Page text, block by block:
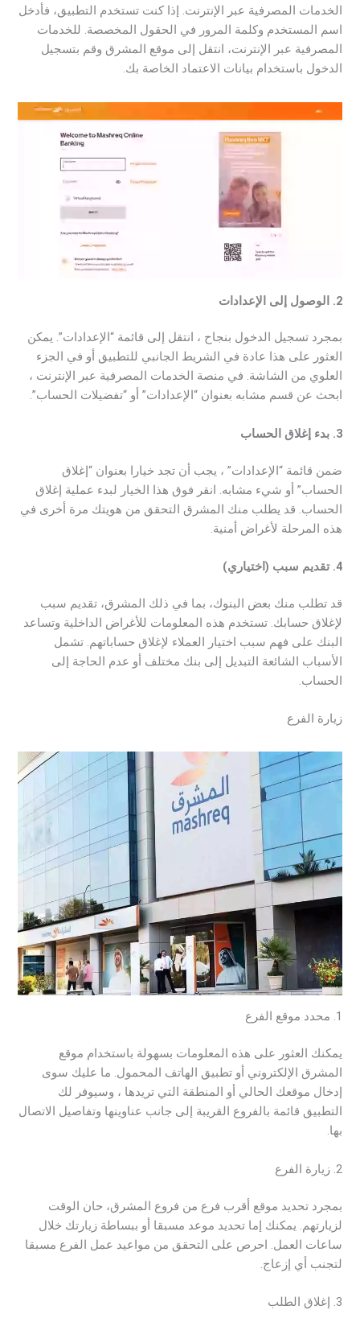
الخدمات المصرفية عبر الإنترنت. إذا كنت تستخدم التطبيق، فأدخل
اسم المستخدم وكلمة المرور في الحقول المخصصة. للخدمات
المصرفية عبر الإنترنت، انتقل إلى موقع المشرق وقم بتسجيل
الدخول باستخدام بيانات الاعتماد الخاصة بك.
2. الوصول إلى الإعدادات
بمجرد تسجيل الدخول بنجاح ، انتقل إلى قائمة “الإعدادات”. يمكن
العثور على هذا عادة في الشريط الجانبي للتطبيق أو في الجزء
العلوي من الشاشة. في منصة الخدمات المصرفية عبر الإنترنت ،
ابحث عن قسم مشابه بعنوان “الإعدادات” أو “تفضيلات الحساب”.
3. بدء إغلاق الحساب
ضمن قائمة “الإعدادات” ، يجب أن تجد خيارا بعنوان “إغلاق
الحساب” أو شيء مشابه. انقر فوق هذا الخيار لبدء عملية إغلاق
الحساب. قد يطلب منك المشرق التحقق من هويتك مرة أخرى في
هذه المرحلة لأغراض أمنية.
4. تقديم سبب (اختياري)
قد تطلب منك بعض البنوك، بما في ذلك المشرق، تقديم سبب
لإغلاق حسابك. تستخدم هذه المعلومات للأغراض الداخلية وتساعد
البنك على فهم سبب اختيار العملاء لإغلاق حساباتهم. تشمل
الأسباب الشائعة التبديل إلى بنك مختلف أو عدم الحاجة إلى
الحساب.
زيارة الفرع
1. محدد موقع الفرع
يمكنك العثور على هذه المعلومات بسهولة باستخدام موقع
المشرق الإلكتروني أو تطبيق الهاتف المحمول. ما عليك سوى
إدخال موقعك الحالي أو المنطقة التي تريدها ، وسيوفر لك
التطبيق قائمة بالفروع القريبة إلى جانب عناوينها وتفاصيل الاتصال
بها.
2. زيارة الفرع
بمجرد تحديد موقع أقرب فرع من فروع المشرق، حان الوقت
لزيارتهم. يمكنك إما تحديد موعد مسبقا أو ببساطة زيارتك خلال
ساعات العمل. احرص على التحقق من مواعيد عمل الفرع مسبقا
لتجنب أي إزعاج.
3. إغلاق الطلب